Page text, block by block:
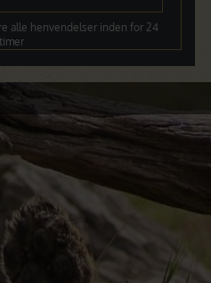
alle henvendelser inden for 24
timer